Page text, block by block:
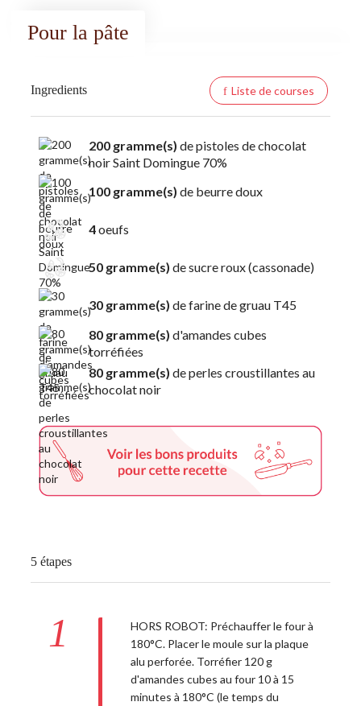
Pour la pâte
Ingredients Liste de courses
200 gramme(s) de pistoles de chocolat
noir Saint Domingue 70%
100 gramme(s) de beurre doux
4oeufs
50 gramme(s) de sucre roux (cassonade)
30 gramme(s) de farine de gruau T45
80 gramme(s) d'amandes cubes
torréfiées
80 gramme(s) de perles croustillantes au
chocolat noir
5 étapes
1
HORS ROBOT: Préchauffer le four à
180°C. Placer le moule sur la plaque
alu perforée. Torréfier 120 g
d'amandes cubes au four 10 à 15
minutes à 180°C (le temps du